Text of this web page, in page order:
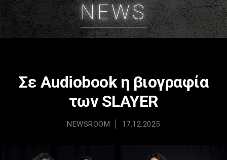
NEWS
Σε Audiobook η βιογραφία
των SLAYER
NEWSROOM 17.12.2025